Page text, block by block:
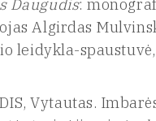
Daugudis:
Algirdas
leidykla-
Vytautas.